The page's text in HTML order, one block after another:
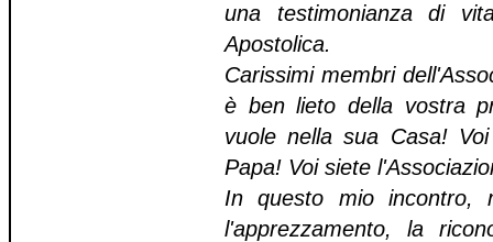
una testimonianza di
Apostolica.
Carissimi membri
è ben lieto della vostra
vuole nella sua Casa!
Papa! Voi siete
In questo mio incontro,
l'apprezzamento, la